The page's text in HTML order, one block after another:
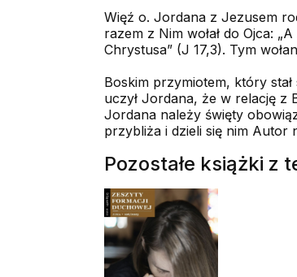
Więź o. Jordana z Jezusem
razem z Nim wołał do Ojca:
Chrystusa” (J 17,3). Tym
Boskim przymiotem, który
uczył Jordana, że w relację z
Jordana należy święty
przybliża i dzieli się nim Autor
Pozostałe książki z